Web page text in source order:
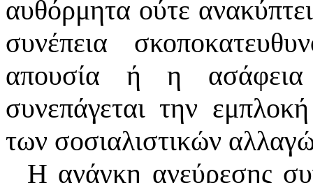
αυθόρμητα ούτε
συνέπεια
απουσία ή η ασάφεια
συνεπάγεται την
των σοσιαλιστικών
Η ανάγκη ανεύρεσης